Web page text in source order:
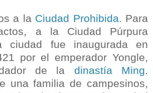
a la Ciudad Prohibida . Para
a la Ciudad Púrpura
ciudad fue inaugurada en
por el emperador Yongle,
de la dinastía Ming
una familia de campesinos,